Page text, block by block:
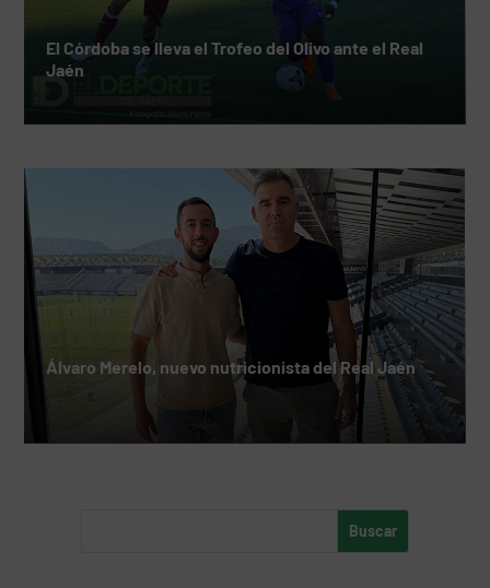
El Córdoba se lleva el Trofeo del Olivo ante el Real
Jaén
Álvaro Merelo, nuevo nutricionista del Real Jaén